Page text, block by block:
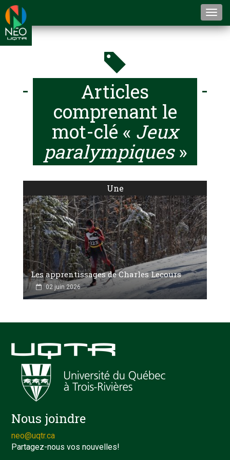
Articles
comprenant le
mot-clé « Jeux
paralympiques»
Une
Les apprentissages de Charles Lecours
02 juin 2026
Nous joindre
neo@uqtr.ca
Partagez-nous vos nouvelles!